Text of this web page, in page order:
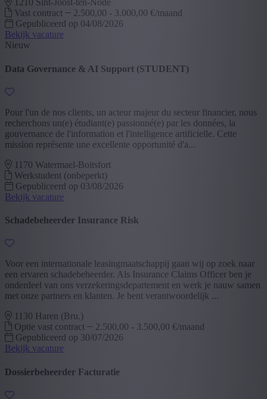
1210 Sint-Joost-ten-Node
Vast contract
2.500,00 - 3.000,00 €/maand
Gepubliceerd op 04/08/2026
Bekijk vacature
Nieuw
Data Governance & AI Support (STUDENT)
Pour l'un de nos clients, un acteur majeur du secteur financier, nous
recherchons un(e) étudiant(e) passionné(e) par les données, la
gouvernance de l'information et l'intelligence artificielle. Cette
mission représente une excellente opportunité d'a...
1170 Watermael-Boitsfort
Werkstudent (onbeperkt)
Gepubliceerd op 03/08/2026
Bekijk vacature
Schadebeheerder Insurance Risk
Voor een internationale leasingmaatschappij gaan wij op zoek naar
een ervaren schadebeheerder. Als Insurance Claims Officer ben je
onderdeel van ons verzekeringsdepartement en werk je nauw samen
met onze partners en klanten. Je bent verantwoordelijk ...
1130 Haren (Bru.)
Optie vast contract
2.500,00 - 3.500,00 €/maand
Gepubliceerd op 30/07/2026
Bekijk vacature
Dossierbeheerder Facturatie